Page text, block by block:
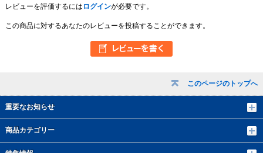
このページのトップへ
重要なお知らせ
商品カテゴリー
レビューを評価するには ログインが必要です。
この商品に対するあなたのレビューを投稿することができます。